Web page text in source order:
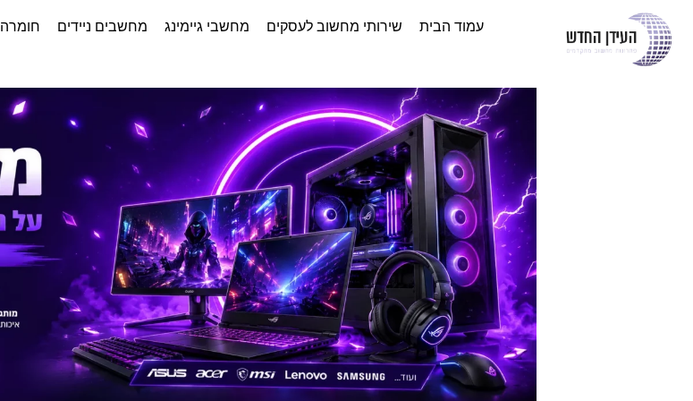
עמוד הבית שירותי מחשוב לעסקים מחשבי גיימינג מחשבים ניידים חומרה